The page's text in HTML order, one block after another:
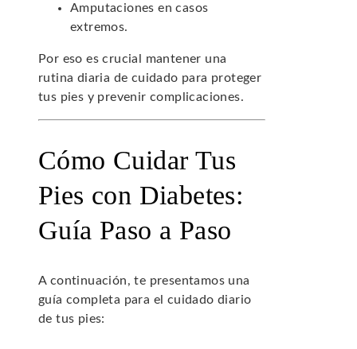
Amputaciones en casos
extremos.
Por eso es crucial mantener una
rutina diaria de cuidado para proteger
tus pies y prevenir complicaciones.
Cómo Cuidar Tus
Pies con Diabetes:
Guía Paso a Paso
A continuación, te presentamos una
guía completa para el cuidado diario
de tus pies: